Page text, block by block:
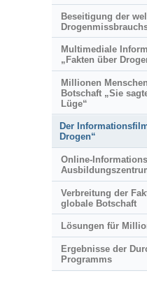
Beseitigung der
Multimediale
„Fakten über
Millionen
Botschaft „Sie
Lüge“
Der
Drogen“
Online-
Verbreitung der
globale Botschaft
Lösungen für
Ergebnisse der
Programms